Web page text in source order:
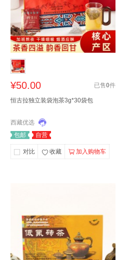
¥50.00 已售0件
恒古拉独立装袋泡茶3g*30袋包
西藏优选
包邮
自营
对比 收藏 加入购物车